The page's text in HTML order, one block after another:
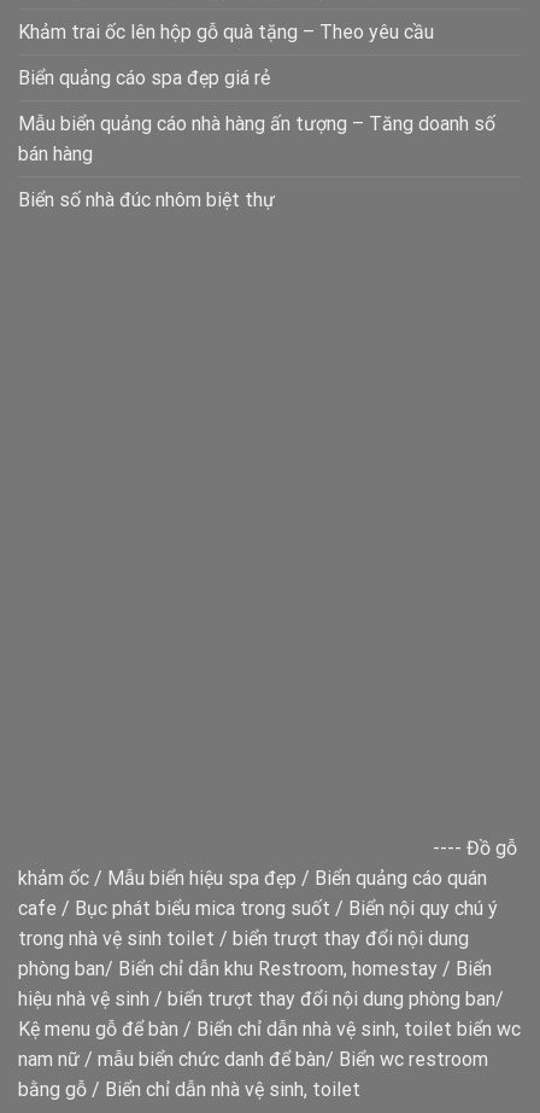
Khảm trai ốc lên hộp gỗ quà tặng – Theo yêu cầu
Biển quảng cáo spa đẹp giá rẻ
Mẫu biển quảng cáo nhà hàng ấn tượng – Tăng doanh số
bán hàng
Biển số nhà đúc nhôm biệt thự
---- Đồ gỗ
khảm ốc / Mẫu biển hiệu spa đẹp / Biển quảng cáo quán
cafe / Bục phát biểu mica trong suốt / Biển nội quy chú ý
trong nhà vệ sinh toilet / biển trượt thay đổi nội dung
phòng ban/ Biển chỉ dẫn khu Restroom, homestay / Biển
hiệu nhà vệ sinh / biển trượt thay đổi nội dung phòng ban/
Kệ menu gỗ để bàn / Biển chỉ dẫn nhà vệ sinh, toilet biển wc
nam nữ / mẫu biển chức danh để bàn/ Biển wc restroom
bằng gỗ / Biển chỉ dẫn nhà vệ sinh, toilet